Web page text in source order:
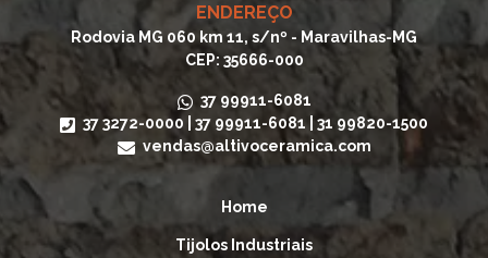
ENDEREÇO
Rodovia MG 060 km 11, s/nº - Maravilhas-MG
CEP: 35666-000
37 99911-6081
37 3272-0000
37 99911-6081
31 99820-1500
vendas@altivoceramica.com
Home
Tijolos Industriais